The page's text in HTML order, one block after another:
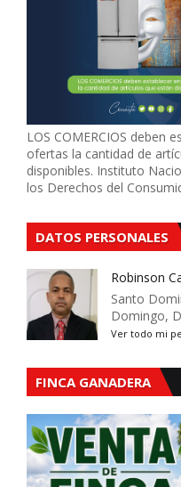
LOS COMERCIOS deben
ofertas la cantidad de
disponibles. Instituto
los Derechos del
DATOS PERSONALES
Robinson
Santo
Domingo,
Ver todo mi
FINCA GANADERA